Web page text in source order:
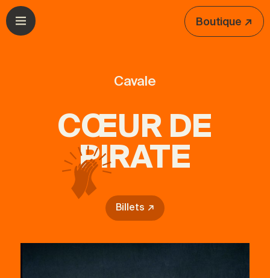
Aller à la navigation
Aller au contenu
Ouvrir le menu
Boutique ↗
Cavale
CŒUR DE
PIRATE
Billets ↗